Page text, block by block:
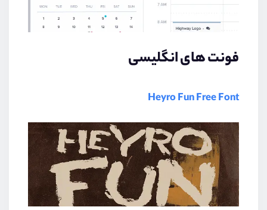
فونت های انگلیسی
Heyro Fun Free Font